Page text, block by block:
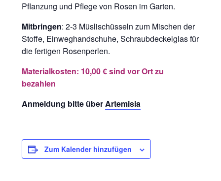
Pflanzung und Pflege von Rosen im Garten.
Mitbringen: 2-3 Müslischüsseln zum Mischen der
Stoffe, Einweghandschuhe, Schraubdeckelglas für
die fertigen Rosenperlen.
Materialkosten: 10,00 € sind vor Ort zu
bezahlen
Anmeldung bitte überArtemisia
Zum Kalender hinzufügen